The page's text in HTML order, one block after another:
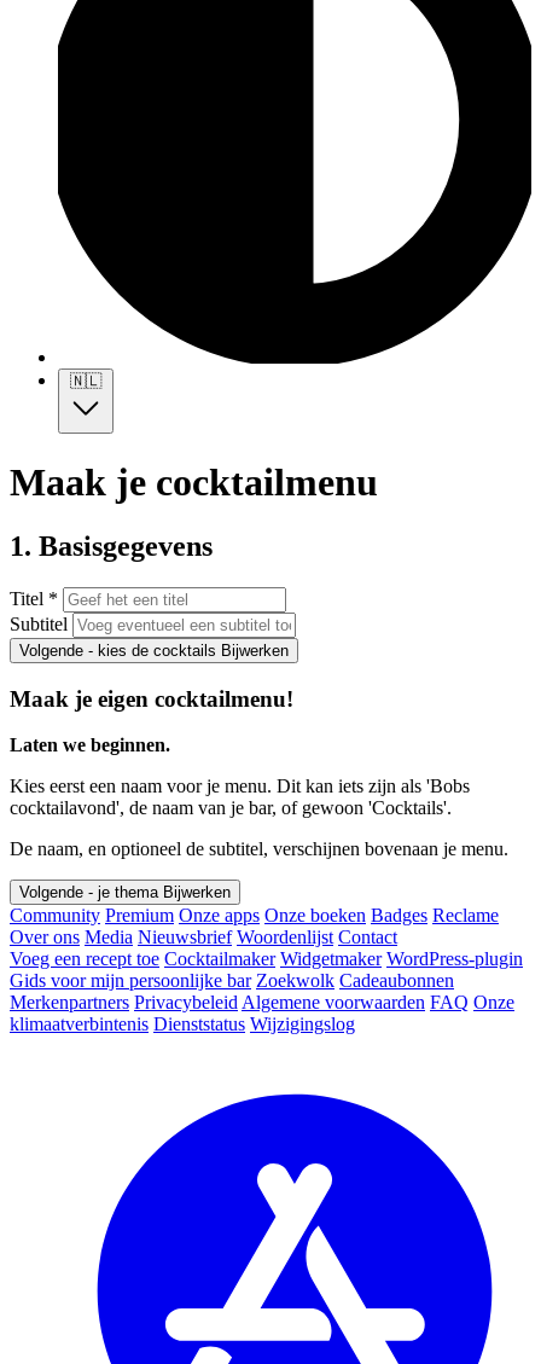
🇳🇱
Maak je cocktailmenu
1. Basisgegevens
Titel *
Subtitel
Volgende - kies de cocktails Bijwerken
Maak je eigen cocktailmenu!
Laten we beginnen.
Kies eerst een naam voor je menu. Dit kan iets zijn als 'Bobs
cocktailavond', de naam van je bar, of gewoon 'Cocktails'.
De naam, en optioneel de subtitel, verschijnen bovenaan je menu.
Volgende - je thema Bijwerken
Community Premium Onze apps Onze boeken Badges Reclame
Over ons Media Nieuwsbrief Woordenlijst Contact
Voeg een recept toe Cocktailmaker Widgetmaker WordPress-plugin
Gids voor mijn persoonlijke bar Zoekwolk Cadeaubonnen
Merkenpartners Privacybeleid Algemene voorwaarden FAQ Onze
klimaatverbintenis Dienststatus Wijzigingslog